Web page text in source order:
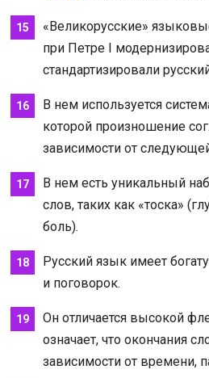
«Великорусские»
при Петре I
стандартизировали
В нем используется
которой произношение
зависимости от
В нем есть уникальный
слов, таких как «тоска»
боль).
Русский язык имеет
и поговорок.
Он отличается высокой
означает, что окончания
зависимости от времени,